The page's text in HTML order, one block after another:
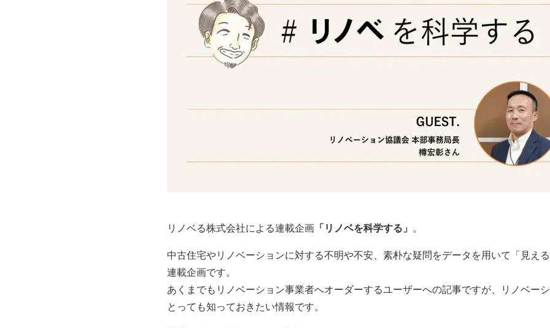
リノベる株式会社による連載企画 「リノベを科学する」 。
中古住宅やリノベーションに対する不明や不安、素朴な疑問をデータを用いて「見え
連載企画です。
あくまでもリノベーション事業者へオーダーするユーザーへの記事ですが、リノベー
とっても知っておきたい情報です。